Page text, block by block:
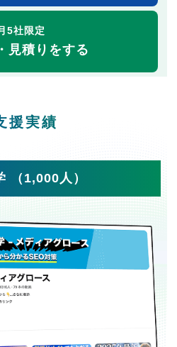
5社限定
見積りをする
援実績
（1,000人）